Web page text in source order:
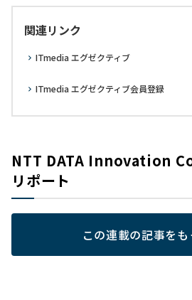
関連リンク
ITmedia エグゼクティブ
ITmedia エグゼクティブ会員登録
NTT DATA Innovation
リポート
この連載の記事を